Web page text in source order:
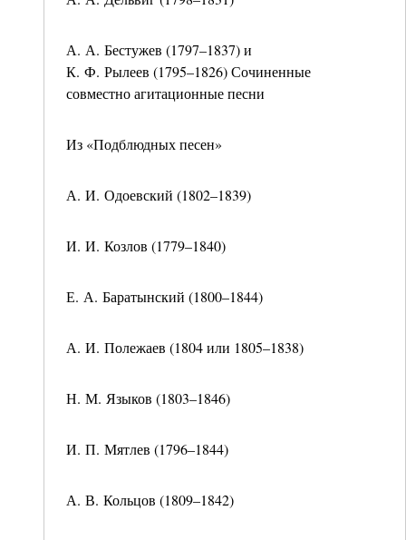
А. А. Бестужев (1797–1837) и
К. Ф. Рылеев (1795–1826) Сочиненные
совместно агитационные песни
Из «Подблюдных песен»
А. И. Одоевский (1802–1839)
И. И. Козлов (1779–1840)
Е. А. Баратынский (1800–1844)
А. И. Полежаев (1804 или 1805–1838)
Н. М. Языков (1803–1846)
И. П. Мятлев (1796–1844)
А. В. Кольцов (1809–1842)